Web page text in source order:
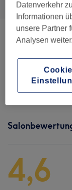
Herren -
Herren - Farbe
Kinder -
4,6
Datenverkehr
Informationen
unsere Partner
Analysen weiter.